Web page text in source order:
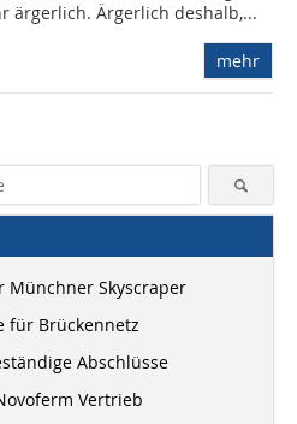
ärgerlich. Ärgerlich deshalb,...
mehr
Münchner Skyscraper
für Brückennetz
Abschlüsse
Vertrieb